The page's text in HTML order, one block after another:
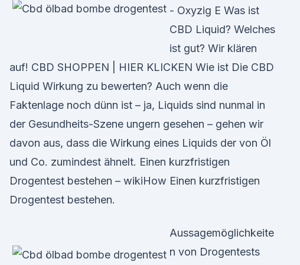
- Oxyzig E Was ist
CBD Liquid? Welches
ist gut? Wir klären
auf! CBD SHOPPEN | HIER KLICKEN Wie ist Die CBD
Liquid Wirkung zu bewerten? Auch wenn die
Faktenlage noch dünn ist – ja, Liquids sind nunmal in
der Gesundheits-Szene ungern gesehen – gehen wir
davon aus, dass die Wirkung eines Liquids der von Öl
und Co. zumindest ähnelt. Einen kurzfristigen
Drogentest bestehen – wikiHow Einen kurzfristigen
Drogentest bestehen.
Aussagemöglichkeite
n von Drogentests